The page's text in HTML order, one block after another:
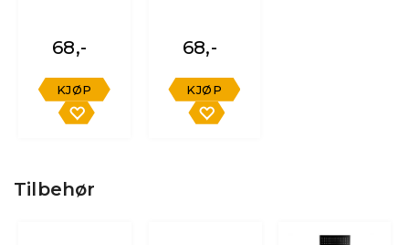
68,-
KJØP
68,-
KJØP
Tilbehør